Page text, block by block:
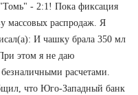
- 2:1! Пока фиксация
массовых распродаж. Я
И чашку брала 350 мл
этом я не даю
расчетами.
что Юго-Западный банк